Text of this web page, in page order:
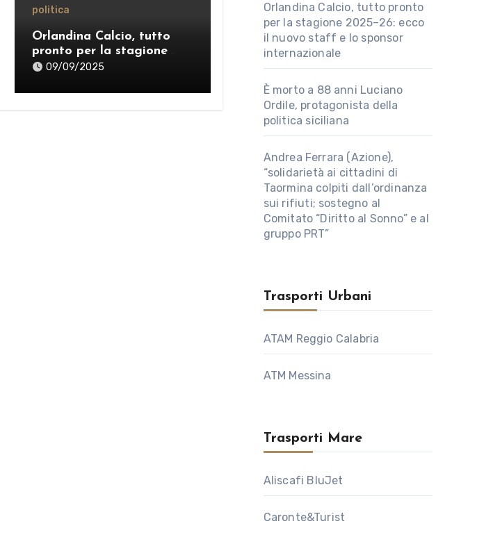
politica
Orlandina Calcio, tutto
pronto per la stagione
2025–26: ecco il nuovo
internazionale
09/09/2025
Orlandina Calcio, tutto pronto
per la stagione 2025–26: ecco
il nuovo staff e lo sponsor
internazionale
È morto a 88 anni Luciano
Ordile, protagonista della
politica siciliana
Andrea Ferrara (Azione),
“solidarietà ai cittadini di
Taormina colpiti dall’ordinanza
sui rifiuti; sostegno al
Comitato “Diritto al Sonno” e al
gruppo PRT”
Trasporti Urbani
ATAM Reggio Calabria
ATM Messina
Trasporti Mare
Aliscafi BluJet
Caronte&Turist